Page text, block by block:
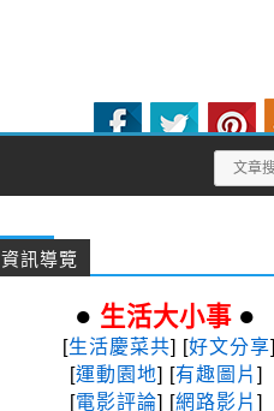
資訊導覽
● 生活大小事 ●
[生活慶菜共] [好文分享]
[運動園地] [有趣圖片 ]
[電影評論] [網路影片 ]